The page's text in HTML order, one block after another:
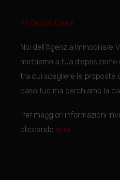
Ti Cerco Casa
Noi dell'Agenzia Immobiliare
mettiamo a tua disposizione
tra cui scegliere le proposte
caso tuo ma cerchiamo la
Per maggiori informazioni
cliccando qua